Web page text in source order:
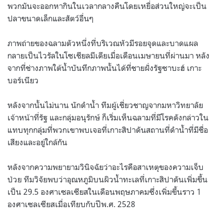
พวกมันจะออกหากินในเวลากลางคืนโดยเหยื่อส่วนใหญ่จะเป็น
ปลาขนาดเล็กและสัตว์อื่นๆ
ภาพถ่ายของฉลามตัวหนึ่งที่บริเวณหัวมีรอยจุดและบาดแผล
กลายเป็นไวรัลในโซเชียลมีเดียเมื่อเดือนเมษายนที่ผ่านมา หลัง
จากที่ช่างภาพใต้น้ำบันทึกภาพนั้นได้ที่ชายฝั่งรัฐซาบะฮ์ เกาะ
บอร์เนียว
หลังจากนั้นไม่นาน นักดำน้ำ ทีมผู้เชี่ยวชาญจากมหาวิทยาลัย
เจ้าหน้าที่รัฐ และกลุ่มอนุรักษ์ ก็เริ่มเห็นฉลามที่มีโรคดังกล่าวใน
แทบทุกกลุ่มที่พวกเขาพบเจอที่เกาะสิปาดันสถานที่ดำน้ำที่มีชื่อ
เสียงและอยู่ใกล้กัน
หลังจากความพยายามวินิจฉัยว่าอะไรคือสาเหตุของความเจ็บ
ป่วย ทีมวิจัยพบว่าอุณหภูมิบนผิวน้ำทะเลที่เกาะสิปาดันเพิ่มขึ้น
เป็น 29.5 องศาเซลเซียสในเดือนพฤษภาคมซึ่งเพิ่มขึ้นราว 1
องศาเซลเซียสเมื่อเทียบกับปีพ.ศ. 2528